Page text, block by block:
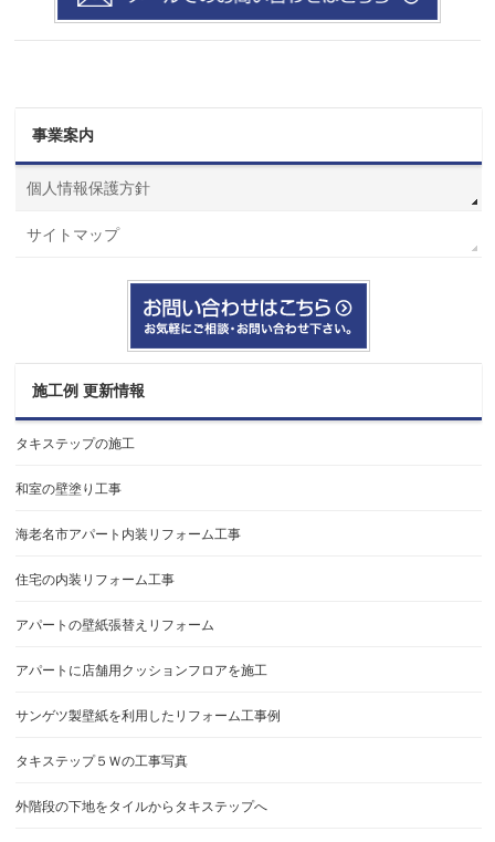
事業案内
個人情報保護方針
サイトマップ
施工例 更新情報
タキステップの施工
和室の壁塗り工事
海老名市アパート内装リフォーム工事
住宅の内装リフォーム工事
アパートの壁紙張替えリフォーム
アパートに店舗用クッションフロアを施工
サンゲツ製壁紙を利用したリフォーム工事例
タキステップ５Ｗの工事写真
外階段の下地をタイルからタキステップへ